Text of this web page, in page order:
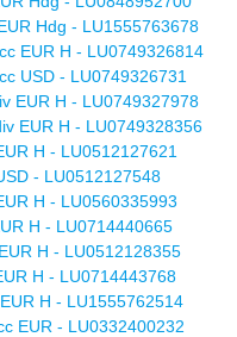
Hdg - LU1555763678
EUR H - LU0749326814
USD - LU0749326731
EUR H - LU0749327978
EUR H - LU0749328356
H - LU0512127621
- LU0512127548
H - LU0560335993
H - LU0714440665
H - LU0512128355
H - LU0714443768
H - LU1555762514
EUR - LU0332400232